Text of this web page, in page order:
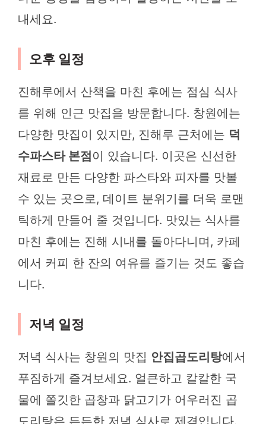
내세요.
오후 일정
진해루에서 산책을 마친 후에는 점심 식사
를 위해 인근 맛집을 방문합니다. 창원에는
다양한 맛집이 있지만, 진해루 근처에는 덕
수파스타 본점 이 있습니다. 이곳은 신선한
재료로 만든 다양한 파스타와 피자를 맛볼
수 있는 곳으로, 데이트 분위기를 더욱 로맨
틱하게 만들어 줄 것입니다. 맛있는 식사를
마친 후에는 진해 시내를 돌아다니며, 카페
에서 커피 한 잔의 여유를 즐기는 것도 좋습
니다.
저녁 일정
저녁 식사는 창원의 맛집 안집곱도리탕에서
푸짐하게 즐겨보세요. 얼큰하고 칼칼한 국
물에 쫄깃한 곱창과 닭고기가 어우러진 곱
도리탕은 든든한 저녁 식사로 제격입니다.